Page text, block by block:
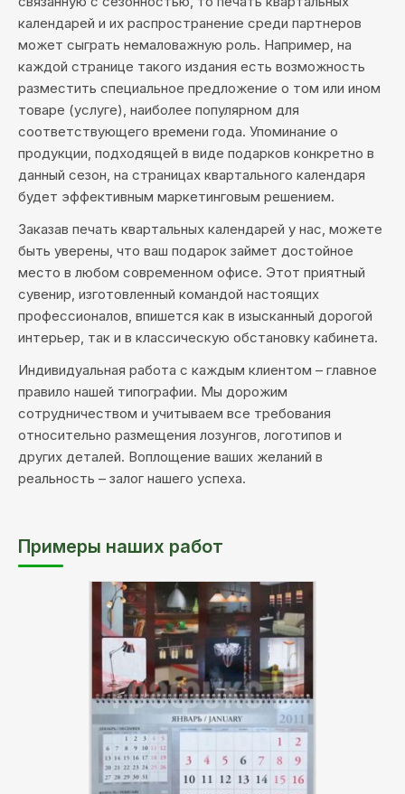
календарей и их распространение среди партнеров
может сыграть немаловажную роль. Например, на
каждой странице такого издания есть возможность
разместить специальное предложение о том или ином
товаре (услуге), наиболее популярном для
соответствующего времени года. Упоминание о
продукции, подходящей в виде подарков конкретно в
данный сезон, на страницах квартального календаря
будет эффективным маркетинговым решением.
Заказав печать квартальных календарей у нас, можете
быть уверены, что ваш подарок займет достойное
место в любом современном офисе. Этот приятный
сувенир, изготовленный командой настоящих
профессионалов, впишется как в изысканный дорогой
интерьер, так и в классическую обстановку кабинета.
Индивидуальная работа с каждым клиентом – главное
правило нашей типографии. Мы дорожим
сотрудничеством и учитываем все требования
относительно размещения лозунгов, логотипов и
других деталей. Воплощение ваших желаний в
реальность – залог нашего успеха.
Примеры наших работ